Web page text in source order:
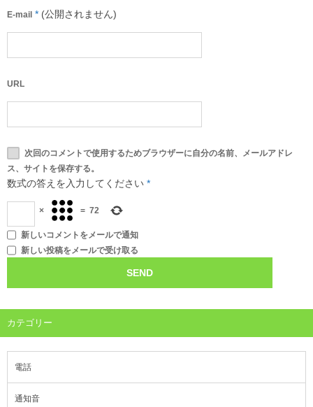
E-mail * (公開されません)
URL
次回のコメントで使用するためブラウザーに自分の名前、メールアドレ
ス、サイトを保存する。
数式の答えを入力してください *
× = 72
新しいコメントをメールで通知
新しい投稿をメールで受け取る
カテゴリー
電話
通知音